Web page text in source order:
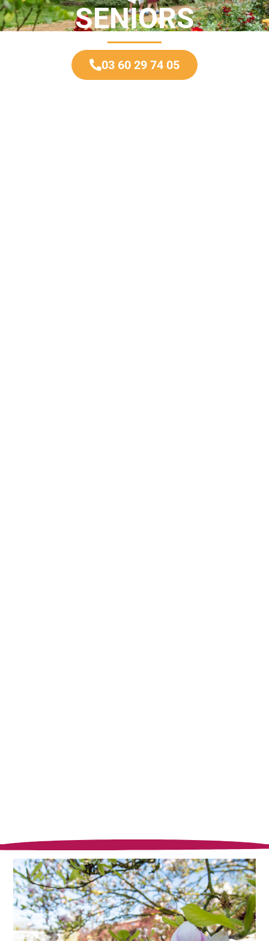
SENIORS
03 60 29 74 05